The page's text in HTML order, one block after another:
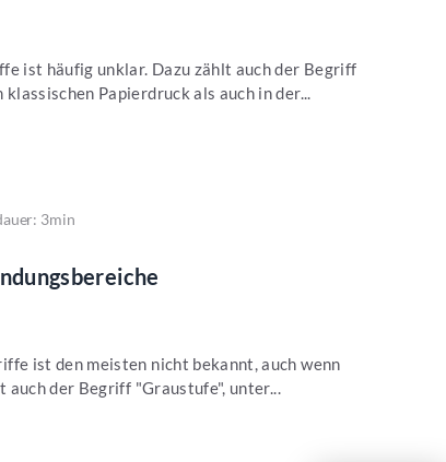
ist häufig unklar. Dazu zählt auch der Begriff
Papierdruck als auch in der...
3min
ist den meisten nicht bekannt, auch wenn
auch der Begriff "Graustufe", unter...